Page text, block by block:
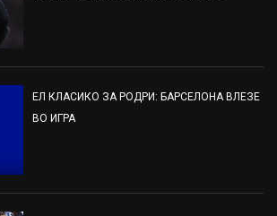
ЕЛ КЛАСИКО ЗА РОДРИ: БАРСЕЛОНА ВЛЕЗЕ
ВО ИГРА